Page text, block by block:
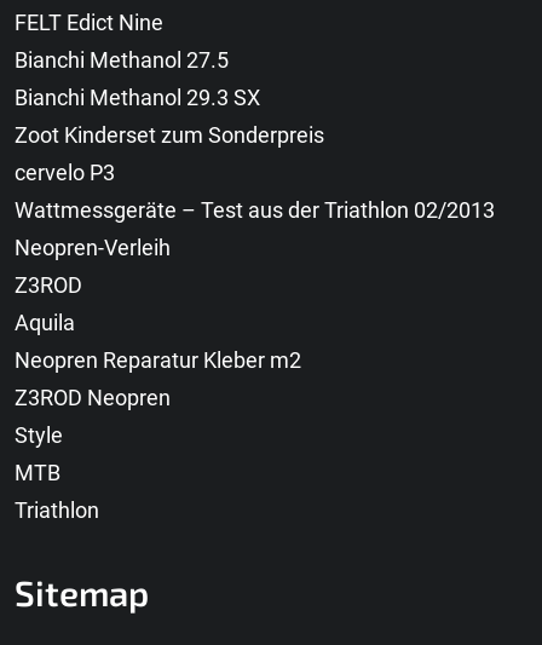
FELT Edict Nine
Bianchi Methanol 27.5
Bianchi Methanol 29.3 SX
Zoot Kinderset zum Sonderpreis
cervelo P3
Wattmessgeräte – Test aus der Triathlon 02/2013
Neopren-Verleih
Z3ROD
Aquila
Neopren Reparatur Kleber m2
Z3ROD Neopren
Style
MTB
Triathlon
Sitemap